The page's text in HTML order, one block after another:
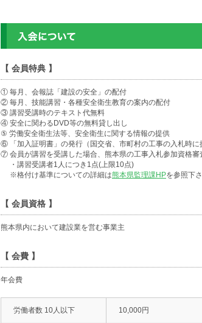
【 会員特典 】
① 毎月、会報誌「建設の安全」の配付
② 毎月、技能講習・各種安全衛生教育の案内の配付
③ 講習受講時のテキスト代無料
④ 安全に関わるDVD等の無料貸し出し
⑤ 労働安全衛生法等、安全衛生に関する情報の提供
⑥ 「加入証明書」の発行（国交省、市町村の工事の入札時に
⑦ 会員が講習を受講した場合、熊本県の工事入札参加資格審
・講習受講者1人につき1点(上限10点)
※格付け基準についての詳細は熊本県監理課HPを参照下さ
【 会員資格 】
熊本県内において建設業を営む事業主
【 会費 】
年会費
労働者数 10人以下 10,000円